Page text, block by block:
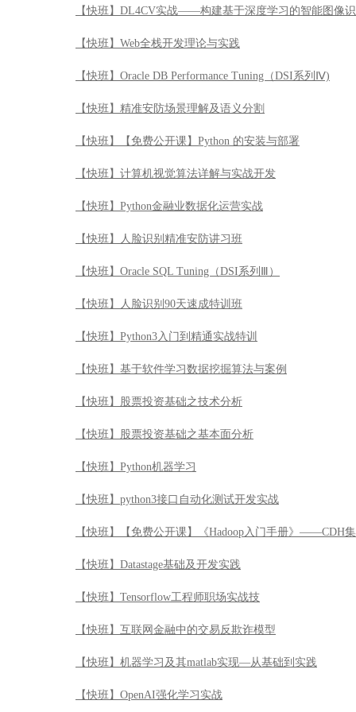
【快班】计算机视觉算法详解与实战开发
【快班】Python金融业数据化运营实战
【快班】人脸识别精准安防讲习班
【快班】Oracle SQL Tuning（DSI系列Ⅲ）
【快班】人脸识别90天速成特训班
【快班】Python3入门到精通实战特训
【快班】基于软件学习数据挖掘算法与案例
【快班】股票投资基础之技术分析
【快班】股票投资基础之基本面分析
【快班】Python机器学习
【快班】python3接口自动化测试开发实战
【快班】【免费公开课】《Hadoop入门手册》——CDH
【快班】Datastage基础及开发实践
【快班】Tensorflow工程师职场实战技
【快班】互联网金融中的交易反欺诈模型
【快班】机器学习及其matlab实现—从基础到实践
【快班】OpenAI强化学习实战
【快班】Node.js项目实战：从编写代码到服务器部署
【快班】Java Web开发精讲
【快班】JavaScript从入门到精通
【快班】让服务飞起来：实时计算及其应用
【快班】突击pyspark：数据挖掘的力量倍增器